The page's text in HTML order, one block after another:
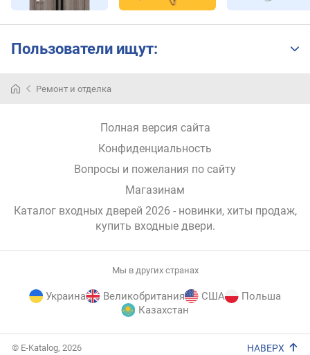
Пользователи ищут:
Ремонт и отделка
Полная версия сайта
Конфиденциальность
Вопросы и пожелания по сайту
Магазинам
Каталог входных дверей 2026 - новинки, хиты продаж,
купить входные двери.
Мы в других странах
Украина Великобритания США
Польша
Казахстан
© E-Katalog, 2026 НАВЕРХ